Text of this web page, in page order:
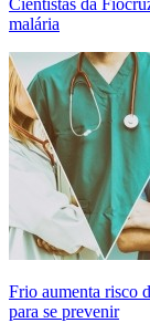
Cientistas da
malária
Frio aumenta risco
para se prevenir